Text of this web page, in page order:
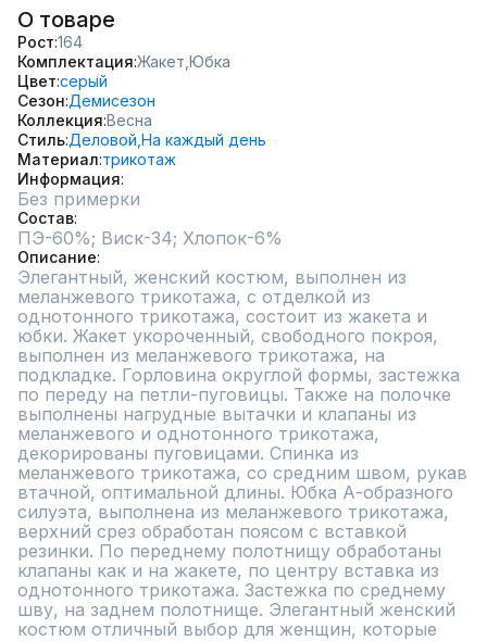
О товаре
Рост 164
Комплектация Жакет, Юбка
Цвет серый
Сезон Демисезон
Коллекция Весна
Стиль Деловой, На каждый день
Материал трикотаж
Информация
Без примерки
Состав
Описание
Элегантный, женский костюм, выполнен из
меланжевого трикотажа, с отделкой из
однотонного трикотажа, состоит из жакета и
юбки. Жакет укороченный, свободного покроя,
выполнен из меланжевого трикотажа, на
подкладке. Горловина округлой формы, застежка
по переду на петли-пуговицы. Также на полочке
выполнены нагрудные вытачки и клапаны из
меланжевого и однотонного трикотажа,
декорированы пуговицами. Спинка из
меланжевого трикотажа, со средним швом, рукав
втачной, оптимальной длины. Юбка А-образного
силуэта, выполнена из меланжевого трикотажа,
верхний срез обработан поясом с вставкой
резинки. По переднему полотнищу обработаны
клапаны как и на жакете, по центру вставка из
однотонного трикотажа. Застежка по среднему
шву, на заднем полотнище. Элегантный женский
костюм отличный выбор для женщин, которые